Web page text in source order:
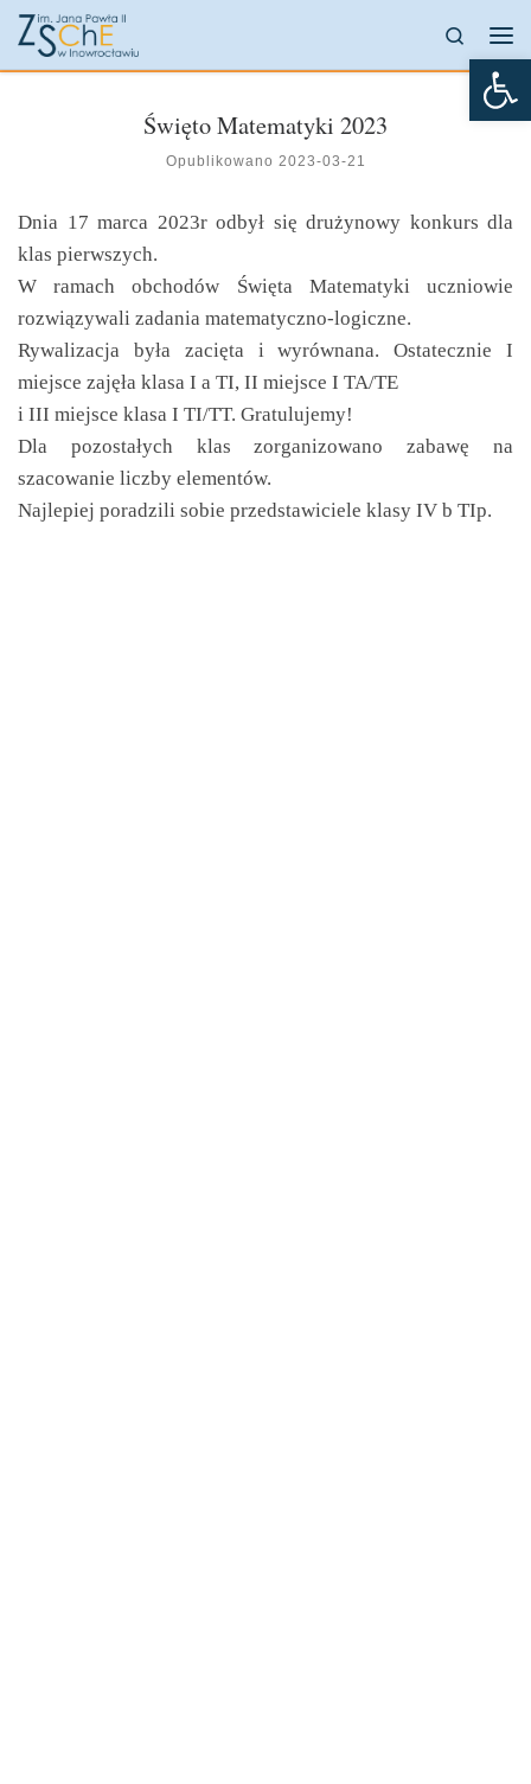
Przejdź do treści
Search
Święto Matematyki 2023
Opublikowano 2023-03-21
Dnia 17 marca 2023r odbył się drużynowy konkurs dla
klas pierwszych.
W ramach obchodów Święta Matematyki uczniowie
rozwiązywali zadania matematyczno-logiczne.
Rywalizacja była zacięta i wyrównana. Ostatecznie I
miejsce zajęła klasa I a TI, II miejsce I TA/TE
i III miejsce klasa I TI/TT. Gratulujemy!
Dla pozostałych klas zorganizowano zabawę na
szacowanie liczby elementów.
Najlepiej poradzili sobie przedstawiciele klasy IV b TIp.